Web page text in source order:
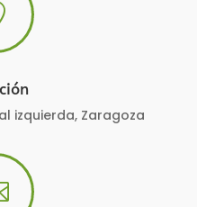
izquierda, Zaragoza